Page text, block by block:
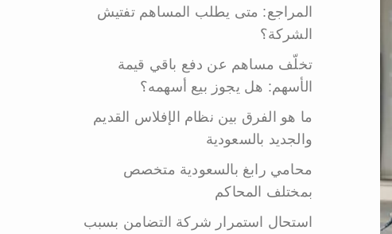
المراجع: متى يطلب المساهم تفتيش
الشركة؟
تخلّف مساهم عن دفع باقي قيمة
الأسهم: هل يجوز بيع أسهمه؟
ما هو الفرق بين نظام الإفلاس القديم
والجديد بالسعودية
محامي رابغ بالسعودية متخصص
بمختلف المحاكم
استحال استمرار شركة التضامن بسبب